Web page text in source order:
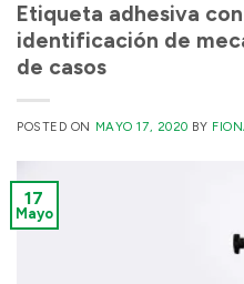
Etiqueta adhesiva
identificación de
de casos
POSTED ON MAYO 17, 2020 BY
17
Mayo